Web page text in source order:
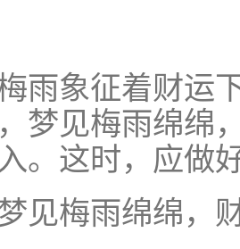
雨象征着财运
梦见梅雨绵绵
。这时，应做
见梅雨绵绵，